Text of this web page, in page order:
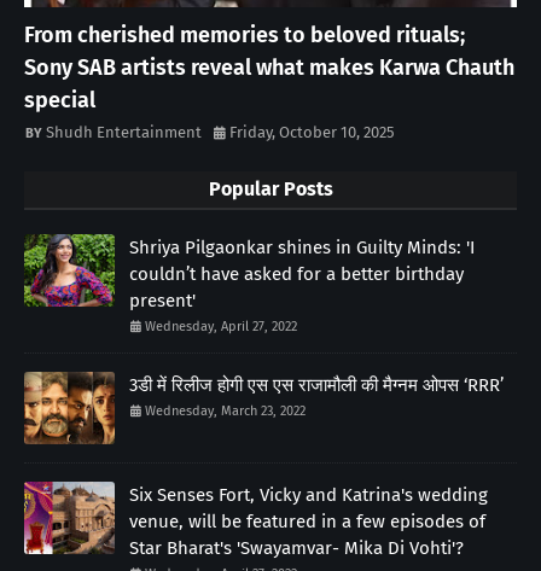
From cherished memories to beloved rituals;
Sony SAB artists reveal what makes Karwa Chauth
special
Shudh Entertainment Friday, October 10, 2025
Popular Posts
Shriya Pilgaonkar shines in Guilty Minds: 'I
couldn’t have asked for a better birthday
present'
Wednesday, April 27, 2022
3डी में रिलीज होगी एस एस राजामौली की मैग्नम ओपस ‘RRR’
Wednesday, March 23, 2022
Six Senses Fort, Vicky and Katrina's wedding
venue, will be featured in a few episodes of
Star Bharat's 'Swayamvar- Mika Di Vohti'?